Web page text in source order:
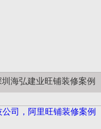
圳海弘建业旺铺装修案例